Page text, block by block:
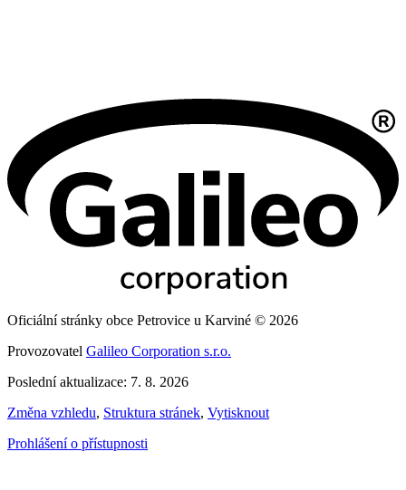
Oficiální stránky obce Petrovice u Karviné © 2026
Provozovatel Galileo Corporation s.r.o.
Poslední aktualizace: 7. 8. 2026
Změna vzhledu, Struktura stránek, Vytisknout
Prohlášení o přístupnosti